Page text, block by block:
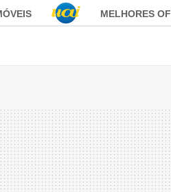
MELHORES